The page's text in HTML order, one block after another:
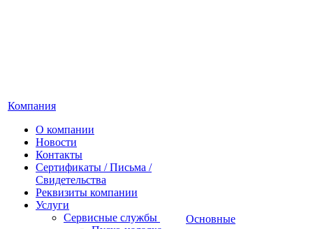
Компания
О компании
Новости
Контакты
Сертификаты / Письма /
Свидетельства
Реквизиты компании
Услуги
Сервисные службы
Основные